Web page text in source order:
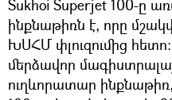
Sukhoi Superjet 100-ը
ինքնաթիռն է, որը
ԽՍՀՄ փլուզումից
մերձավոր
ուղևորատար